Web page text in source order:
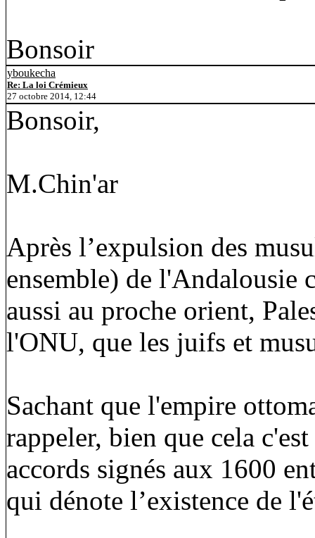
Bonsoir
yboukecha
Re: La loi Crémieux
27 octobre 2014, 12:44
Bonsoir,
M.Chin'ar
Après l’expulsion des
ensemble) de l'Andalousie
aussi au proche orient,
l'ONU, que les juifs et
Sachant que l'empire
rappeler, bien que cela
accords signés aux 1600
qui dénote l’existence de